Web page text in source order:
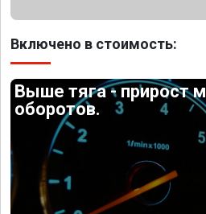
Включено в стоимость:
Выше тяга - прирост
оборотов.